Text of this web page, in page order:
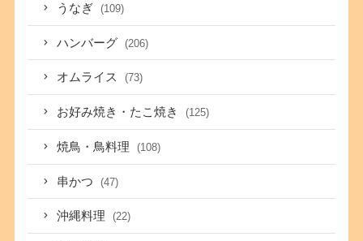
うなぎ (109)
ハンバーグ (206)
オムライス (73)
お好み焼き・たこ焼き (125)
焼鳥・鳥料理 (108)
串かつ (47)
沖縄料理 (22)